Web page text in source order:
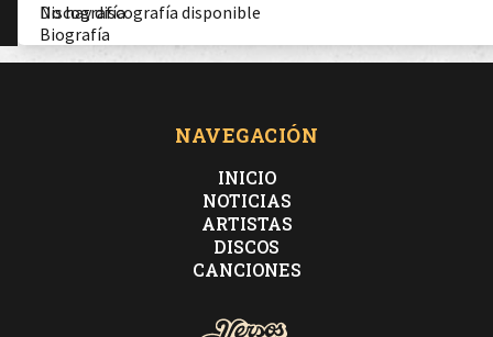
Discografía
Biografía
No hay discografía disponible
NAVEGACIÓN
INICIO
NOTICIAS
ARTISTAS
DISCOS
CANCIONES